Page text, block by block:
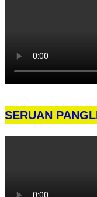
SERUAN